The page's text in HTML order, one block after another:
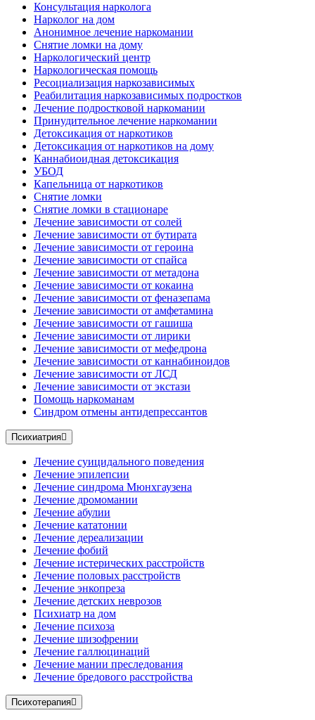
Консультация нарколога
Нарколог на дом
Анонимное лечение наркомании
Снятие ломки на дому
Наркологический центр
Наркологическая помощь
Ресоциализация наркозависимых
Реабилитация наркозависимых подростков
Лечение подростковой наркомании
Принудительное лечение наркомании
Детоксикация от наркотиков
Детоксикация от наркотиков на дому
Каннабиоидная детоксикация
УБОД
Капельница от наркотиков
Снятие ломки
Снятие ломки в стационаре
Лечение зависимости от солей
Лечение зависимости от бутирата
Лечение зависимости от героина
Лечение зависимости от спайса
Лечение зависимости от метадона
Лечение зависимости от кокаина
Лечение зависимости от феназепама
Лечение зависимости от амфетамина
Лечение зависимости от гашиша
Лечение зависимости от лирики
Лечение зависимости от мефедрона
Лечение зависимости от каннабиноидов
Лечение зависимости от ЛСД
Лечение зависимости от экстази
Помощь наркоманам
Синдром отмены антидепрессантов
Психиатрия
Лечение суицидального поведения
Лечение эпилепсии
Лечение синдрома Мюнхгаузена
Лечение дромомании
Лечение абулии
Лечение кататонии
Лечение дереализации
Лечение фобий
Лечение истерических расстройств
Лечение половых расстройств
Лечение энкопреза
Лечение детских неврозов
Психиатр на дом
Лечение психоза
Лечение шизофрении
Лечение галлюцинаций
Лечение мании преследования
Лечение бредового расстройства
Психотерапия